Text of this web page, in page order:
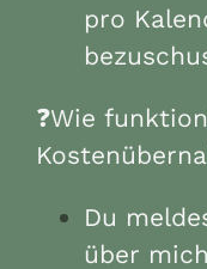
pro
❓Wie
Du
über